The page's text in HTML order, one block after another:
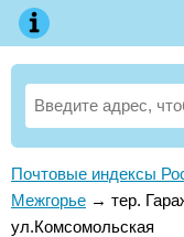
Почтовые индексы
Межгорье → тер.
ул.Комсомольская